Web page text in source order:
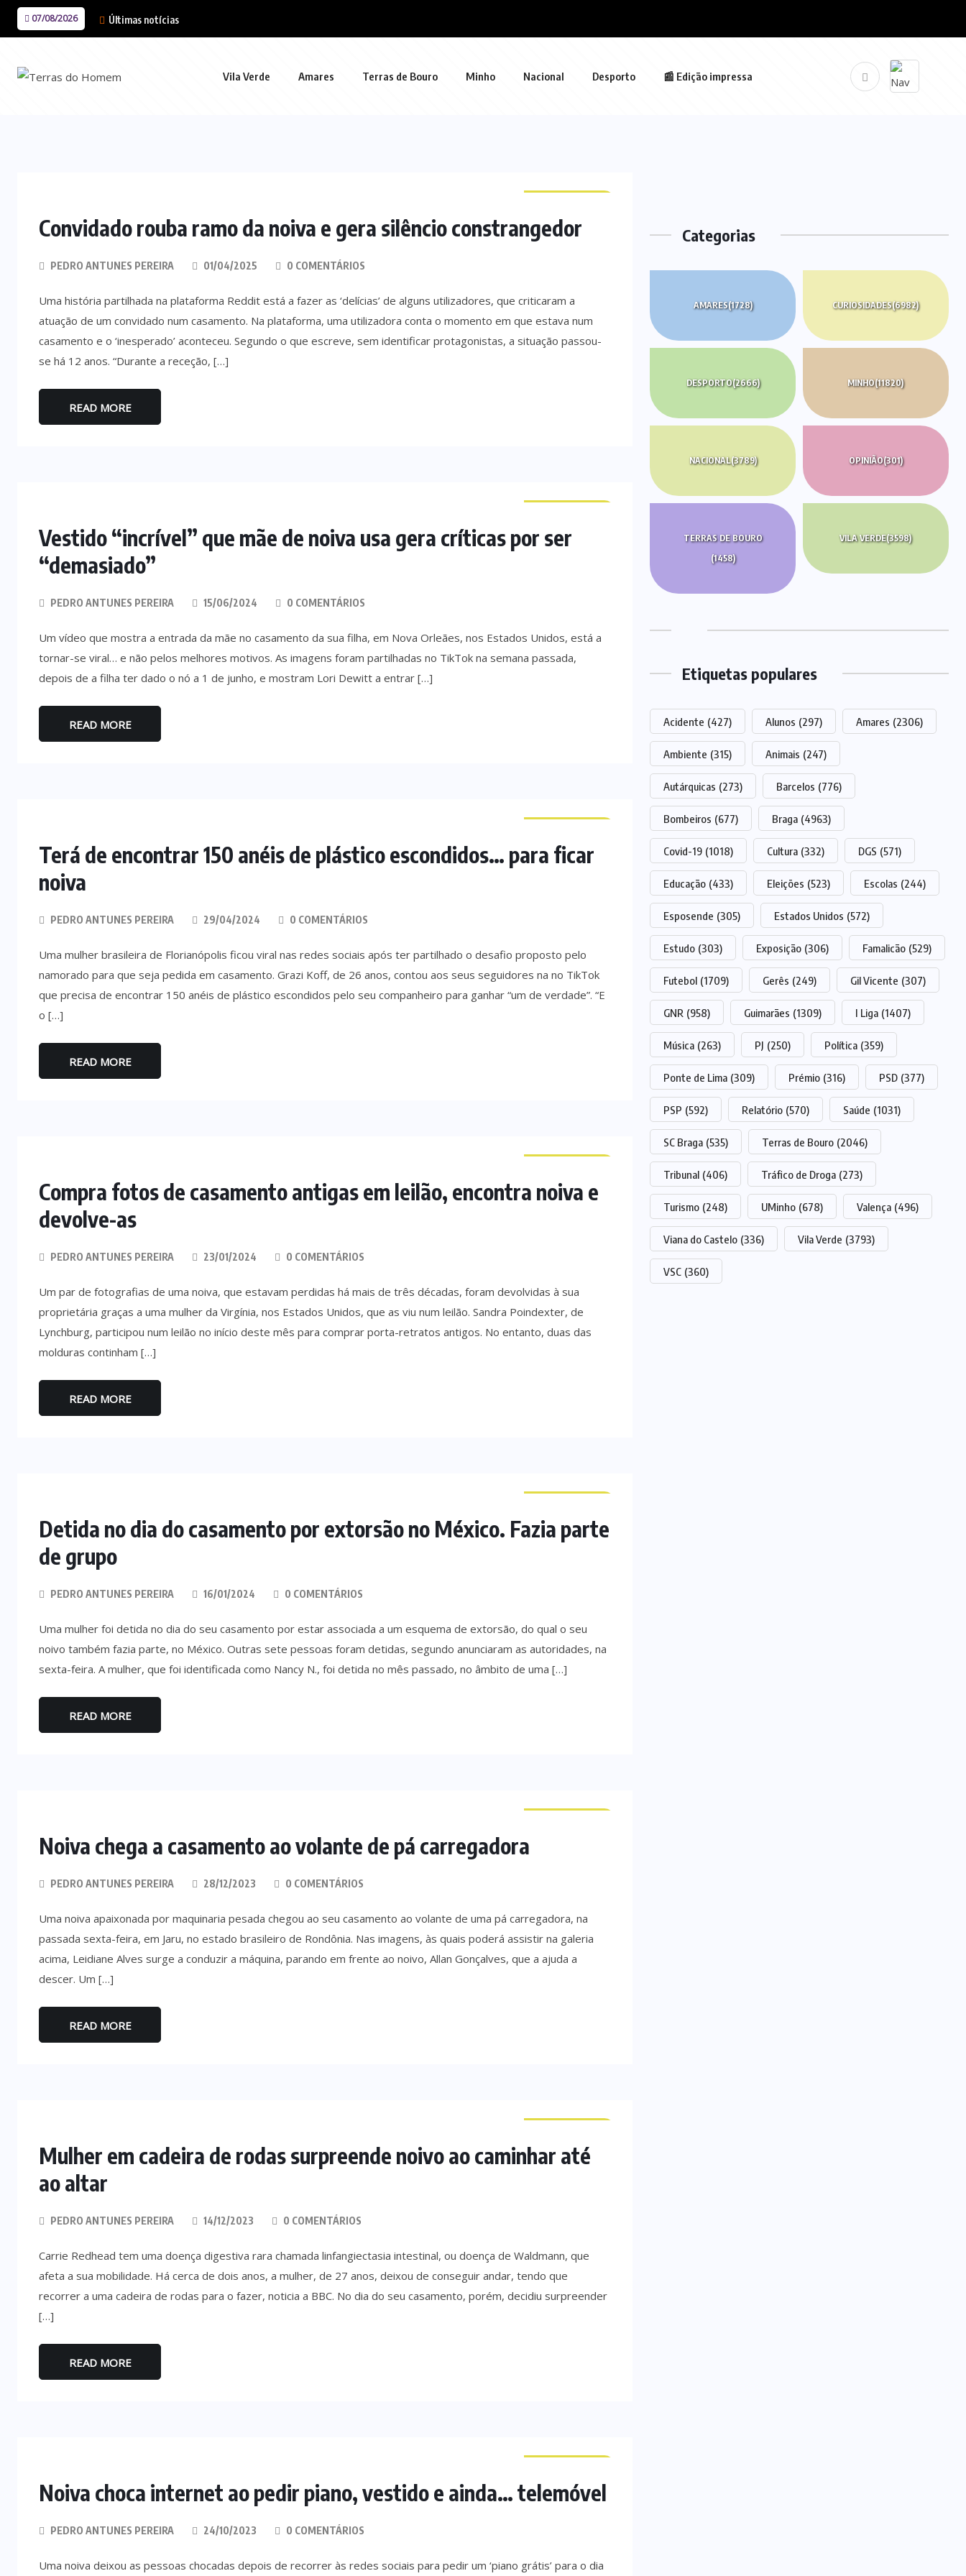
07/08/2026 Últimas notícias
Vila Verde Amares Terras de Bouro Minho Nacional Desporto 📰 Edição impressa
Convidado rouba ramo da noiva e gera silêncio constrangedor
PEDRO ANTUNES PEREIRA 01/04/2025 0 COMENTÁRIOS
Uma história partilhada na plataforma Reddit está a fazer as ‘delícias’ de alguns utilizadores, que criticaram a
atuação de um convidado num casamento. Na plataforma, uma utilizadora conta o momento em que estava num
casamento e o ‘inesperado’ aconteceu. Segundo o que escreve, sem identificar protagonistas, a situação passou-
se há 12 anos. “Durante a receção, […]
READ MORE
Vestido “incrível” que mãe de noiva usa gera críticas por ser
“demasiado”
PEDRO ANTUNES PEREIRA 15/06/2024 0 COMENTÁRIOS
Um vídeo que mostra a entrada da mãe no casamento da sua filha, em Nova Orleães, nos Estados Unidos, está a
tornar-se viral… e não pelos melhores motivos. As imagens foram partilhadas no TikTok na semana passada,
depois de a filha ter dado o nó a 1 de junho, e mostram Lori Dewitt a entrar […]
READ MORE
Terá de encontrar 150 anéis de plástico escondidos… para ficar
noiva
PEDRO ANTUNES PEREIRA 29/04/2024 0 COMENTÁRIOS
Uma mulher brasileira de Florianópolis ficou viral nas redes sociais após ter partilhado o desafio proposto pelo
namorado para que seja pedida em casamento. Grazi Koff, de 26 anos, contou aos seus seguidores na no TikTok
que precisa de encontrar 150 anéis de plástico escondidos pelo seu companheiro para ganhar “um de verdade”. “E
o […]
READ MORE
Compra fotos de casamento antigas em leilão, encontra noiva e
devolve-as
PEDRO ANTUNES PEREIRA 23/01/2024 0 COMENTÁRIOS
Um par de fotografias de uma noiva, que estavam perdidas há mais de três décadas, foram devolvidas à sua
proprietária graças a uma mulher da Virgínia, nos Estados Unidos, que as viu num leilão. Sandra Poindexter, de
Lynchburg, participou num leilão no início deste mês para comprar porta-retratos antigos. No entanto, duas das
molduras continham […]
READ MORE
Detida no dia do casamento por extorsão no México. Fazia parte
de grupo
PEDRO ANTUNES PEREIRA 16/01/2024 0 COMENTÁRIOS
Uma mulher foi detida no dia do seu casamento por estar associada a um esquema de extorsão, do qual o seu
noivo também fazia parte, no México. Outras sete pessoas foram detidas, segundo anunciaram as autoridades, na
sexta-feira. A mulher, que foi identificada como Nancy N., foi detida no mês passado, no âmbito de uma […]
READ MORE
Noiva chega a casamento ao volante de pá carregadora
PEDRO ANTUNES PEREIRA 28/12/2023 0 COMENTÁRIOS
Uma noiva apaixonada por maquinaria pesada chegou ao seu casamento ao volante de uma pá carregadora, na
passada sexta-feira, em Jaru, no estado brasileiro de Rondônia. Nas imagens, às quais poderá assistir na galeria
acima, Leidiane Alves surge a conduzir a máquina, parando em frente ao noivo, Allan Gonçalves, que a ajuda a
descer. Um […]
READ MORE
Mulher em cadeira de rodas surpreende noivo ao caminhar até
ao altar
PEDRO ANTUNES PEREIRA 14/12/2023 0 COMENTÁRIOS
Carrie Redhead tem uma doença digestiva rara chamada linfangiectasia intestinal, ou doença de Waldmann, que
afeta a sua mobilidade. Há cerca de dois anos, a mulher, de 27 anos, deixou de conseguir andar, tendo que
recorrer a uma cadeira de rodas para o fazer, noticia a BBC. No dia do seu casamento, porém, decidiu surpreender
[…]
READ MORE
Noiva choca internet ao pedir piano, vestido e ainda… telemóvel
PEDRO ANTUNES PEREIRA 24/10/2023 0 COMENTÁRIOS
Uma noiva deixou as pessoas chocadas depois de recorrer às redes sociais para pedir um ‘piano grátis’ para o dia
Categorias
AMARES(1728) CURIOSIDADES(6982)
DESPORTO(2666) MINHO(11820)
NACIONAL(3789) OPINIÃO(301)
TERRAS DE BOURO
(1458)
VILA VERDE(3598)
Etiquetas populares
Acidente (427) Alunos (297) Amares (2306)
Ambiente (315) Animais (247)
Autárquicas (273) Barcelos (776)
Bombeiros (677) Braga (4963)
Covid-19 (1018) Cultura (332) DGS (571)
Educação (433) Eleições (523) Escolas (244)
Esposende (305) Estados Unidos (572)
Estudo (303) Exposição (306) Famalicão (529)
Futebol (1709) Gerês (249) Gil Vicente (307)
GNR (958) Guimarães (1309) I Liga (1407)
Música (263) PJ (250) Política (359)
Ponte de Lima (309) Prémio (316) PSD (377)
PSP (592) Relatório (570) Saúde (1031)
SC Braga (535) Terras de Bouro (2046)
Tribunal (406) Tráfico de Droga (273)
Turismo (248) UMinho (678) Valença (496)
Viana do Castelo (336) Vila Verde (3793)
VSC (360)